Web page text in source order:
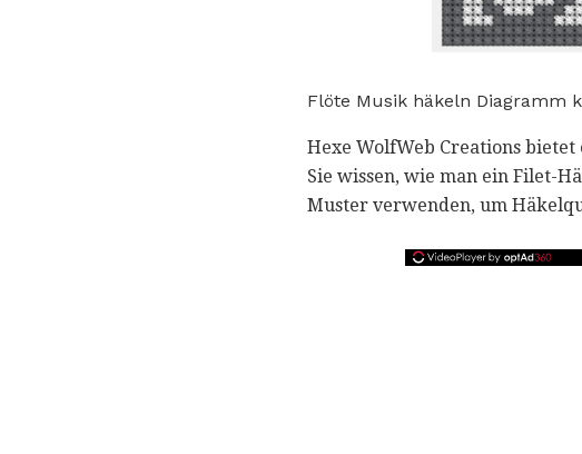
Flöte Musik häkeln Diagramm
Hexe WolfWeb Creations
Sie wissen, wie man ein Filet-
Muster verwenden, um